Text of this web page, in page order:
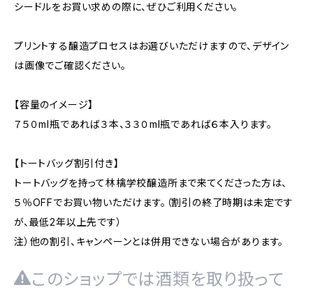
シードルをお買い求めの際に、ぜひご利用ください。
プリントする醸造プロセスはお選びいただけますので、デザイン
は画像でご確認ください。
【容量のイメージ】
７５０ml瓶であれば３本、３３０ml瓶であれば６本入ります。
【トートバッグ割引付き】
トートバッグを持って林檎学校醸造所まで来てくださった方は、
５％OFFでお買い物いただけます。（割引の終了時期は未定です
が、最低2年以上先です）
注）他の割引、キャンペーンとは併用できない場合があります。
このショップでは酒類を取り扱って